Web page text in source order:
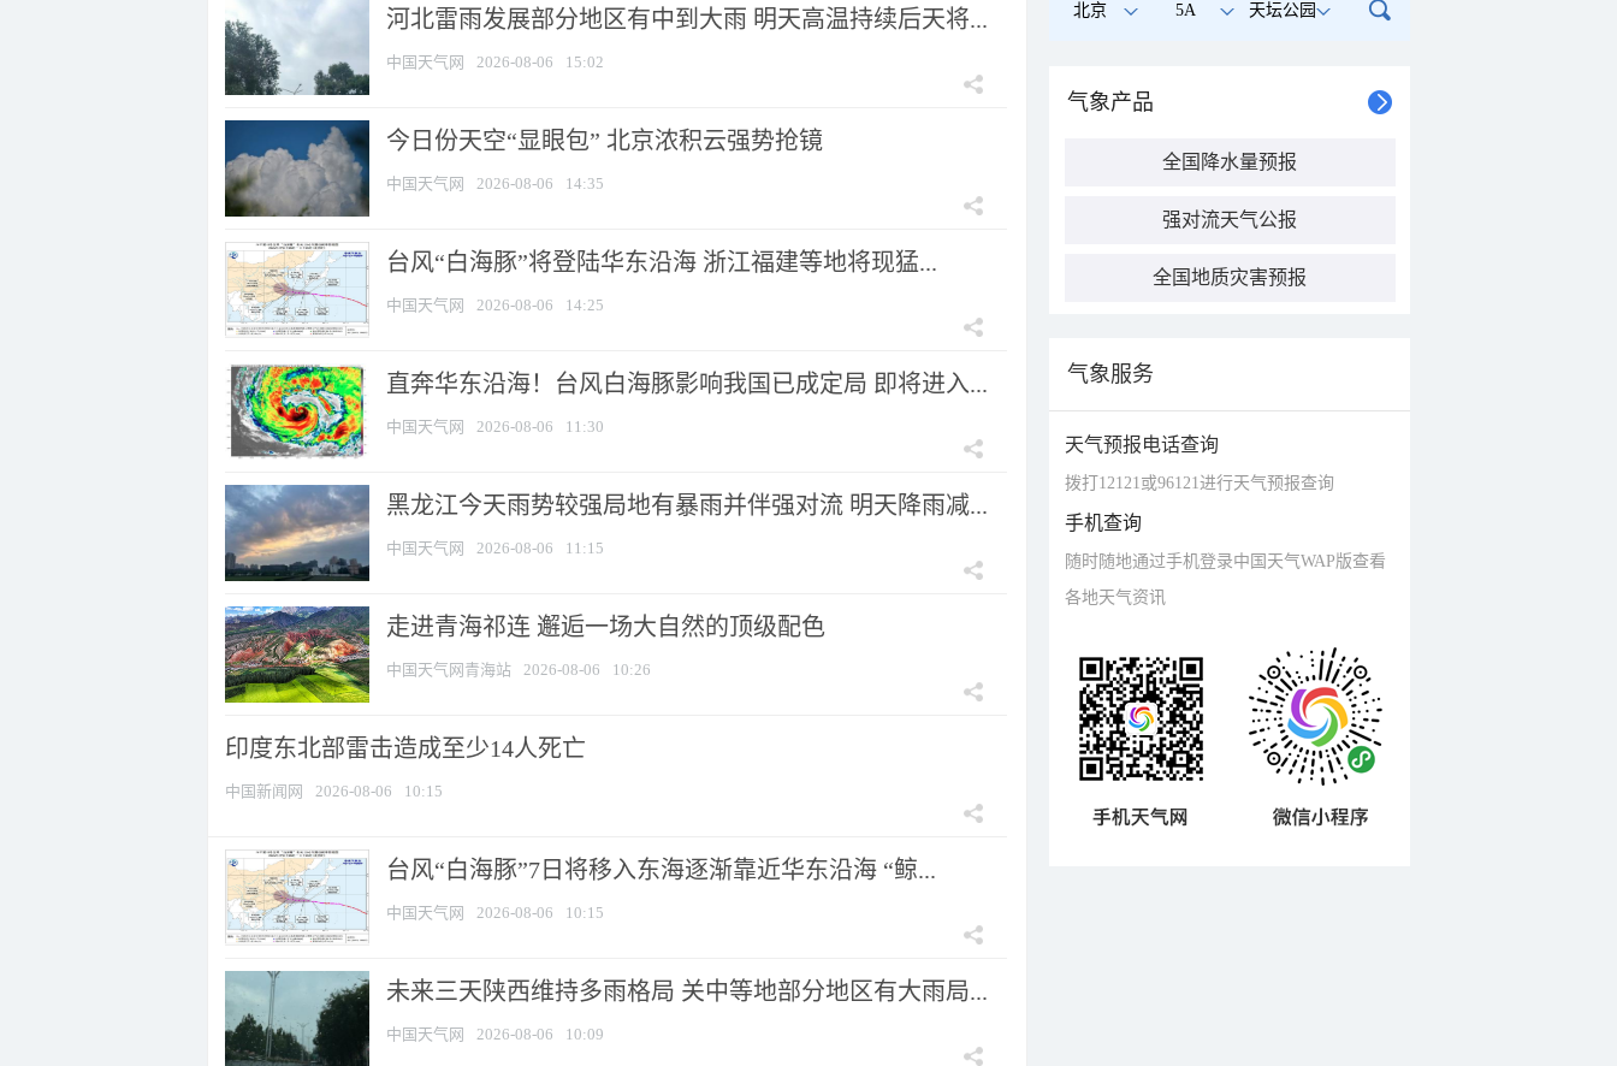
河北雷雨发展部分地区有中到大雨 明天高温持续后天将...
中国天气网 2026-08-06 15:02
今日份天空“显眼包” 北京浓积云强势抢镜
中国天气网 2026-08-06 14:35
台风“白海豚”将登陆华东沿海 浙江福建等地将现猛...
中国天气网 2026-08-06 14:25
直奔华东沿海！台风白海豚影响我国已成定局 即将进入...
中国天气网 2026-08-06 11:30
黑龙江今天雨势较强局地有暴雨并伴强对流 明天降雨减...
中国天气网 2026-08-06 11:15
走进青海祁连 邂逅一场大自然的顶级配色
中国天气网青海站 2026-08-06 10:26
印度东北部雷击造成至少14人死亡
中国新闻网 2026-08-06 10:15
台风“白海豚”7日将移入东海逐渐靠近华东沿海 “鲸...
中国天气网 2026-08-06 10:15
未来三天陕西维持多雨格局 关中等地部分地区有大雨局...
中国天气网 2026-08-06 10:09
北京 5A 天坛公园
气象产品
全国降水量预报
强对流天气公报
全国地质灾害预报
气象服务
天气预报电话查询
拨打12121或96121进行天气预报查询
手机查询
随时随地通过手机登录中国天气WAP版查看
各地天气资讯